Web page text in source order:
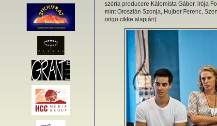
széria producere Kálomista Gábor, írója
mint Oroszlán Szonja, Hujber Ferenc,
origo cikke alapján)